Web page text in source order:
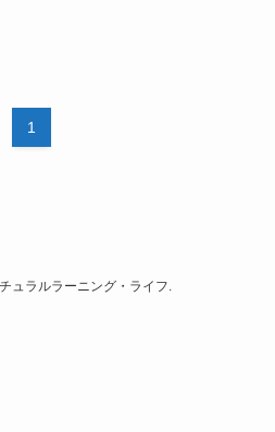
1
ュラルラーニング・ライフ.